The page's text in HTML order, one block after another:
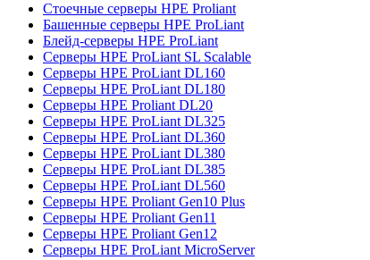
Стоечные серверы HPE Proliant
Башенные серверы HPE ProLiant
Блейд-серверы HPE ProLiant
Серверы HPE ProLiant SL Scalable
Серверы HPE ProLiant DL160
Серверы HPE ProLiant DL180
Серверы HPE Proliant DL20
Серверы HPE ProLiant DL325
Серверы HPE ProLiant DL360
Серверы HPE ProLiant DL380
Серверы HPE ProLiant DL385
Серверы HPE ProLiant DL560
Серверы HPE Proliant Gen10 Plus
Серверы HPE Proliant Gen11
Серверы HPE Proliant Gen12
Серверы HPE ProLiant MicroServer